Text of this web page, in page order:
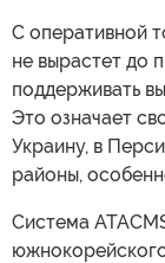
С оперативной
не вырастет до
поддерживать
Это означает
Украину, в
районы,
Система